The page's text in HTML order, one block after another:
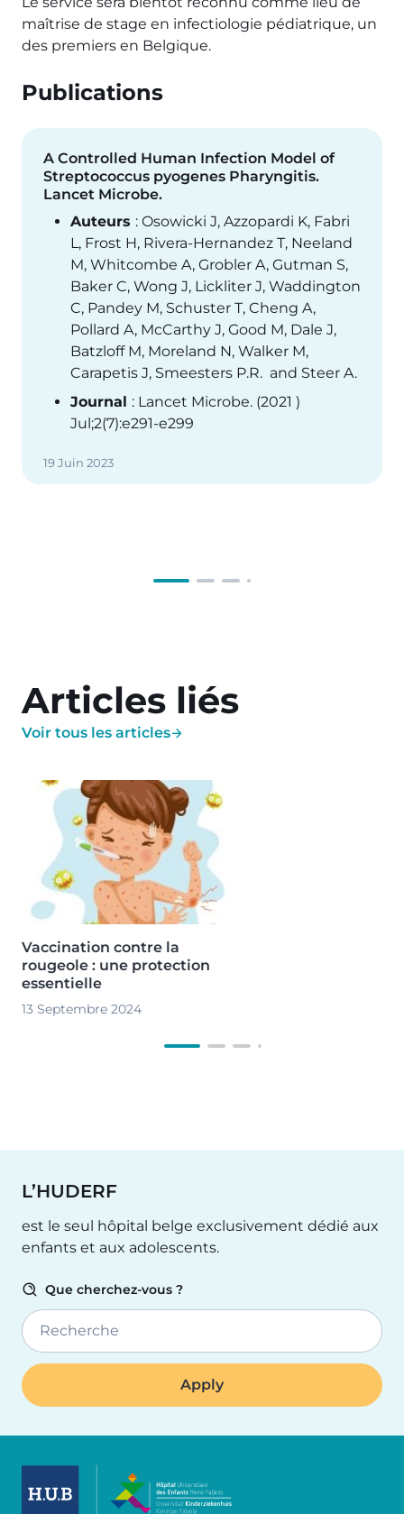
maîtrise de stage en infectiologie pédiatrique, un
des premiers en Belgique.
Publications
A Controlled Human Infection Model of
Streptococcus pyogenes Pharyngitis.
Lancet Microbe.
Auteurs : Osowicki J, Azzopardi K, Fabri
L, Frost H, Rivera-Hernandez T, Neeland
M, Whitcombe A, Grobler A, Gutman S,
Baker C, Wong J, Lickliter J, Waddington
C, Pandey M, Schuster T, Cheng A,
Pollard A, McCarthy J, Good M, Dale J,
Batzloff M, Moreland N, Walker M,
Carapetis J, Smeesters P.R. and Steer A.
Journal : Lancet Microbe. (2021 )
Jul;2(7):e291-e299
19 Juin 2023
Articles liés
Voir tous les articles
Image
Vaccination contre la
rougeole : une protection
essentielle
13 Septembre 2024
L’HUDERF
est le seul hôpital belge exclusivement dédié aux
enfants et aux adolescents.
Que cherchez-vous ?
Recherche